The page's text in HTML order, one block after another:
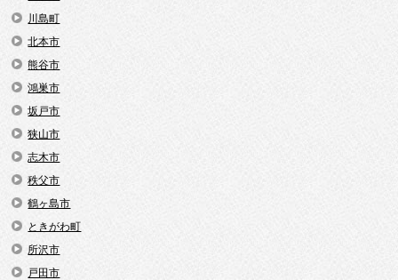
川島町
北本市
熊谷市
鴻巣市
坂戸市
狭山市
志木市
秩父市
鶴ヶ島市
ときがわ町
所沢市
戸田市